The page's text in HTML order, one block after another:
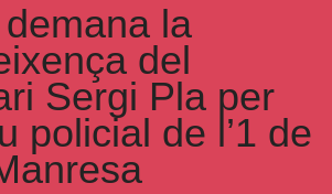
la
del
Sergi Pla per
policial de l’1 de